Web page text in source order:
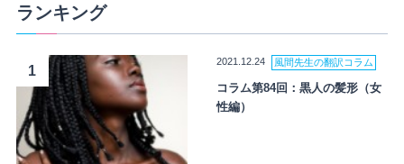
ランキング
1
2021.12.24 風間先生の翻訳コラム
コラム第84回：黒人の髪形（女
性編）